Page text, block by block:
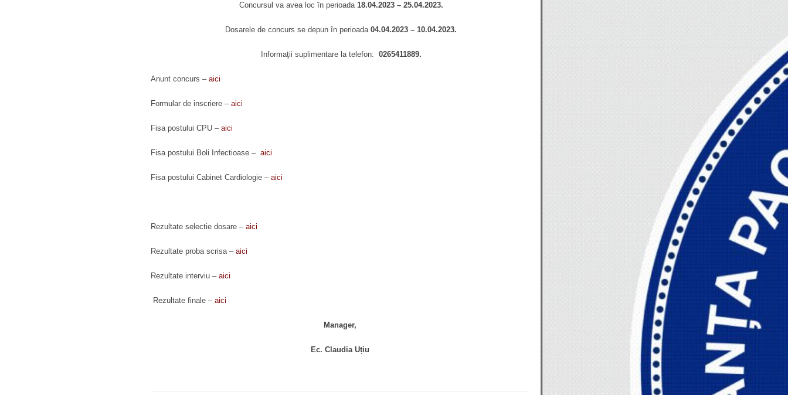
Concursul va avea loc în perioada 18.04.2023 – 25.04.2023.
Dosarele de concurs se depun în perioada 04.04.2023 – 10.04.2023.
Informaţii suplimentare la telefon: 0265411889.
Anunt concurs – aici
Formular de inscriere – aici
Fisa postului CPU – aici
Fisa postului Boli Infectioase – aici
Fisa postului Cabinet Cardiologie – aici
Rezultate selectie dosare – aici
Rezultate proba scrisa – aici
Rezultate interviu – aici
Rezultate finale – aici
Manager,
Ec. Claudia Uțiu